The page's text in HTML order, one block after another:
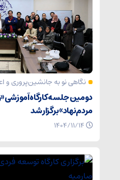
نگاهی نو به جانشین‌پروری و
دومین جلسه کارگاه
مردم‌نهاد» برگزار شد